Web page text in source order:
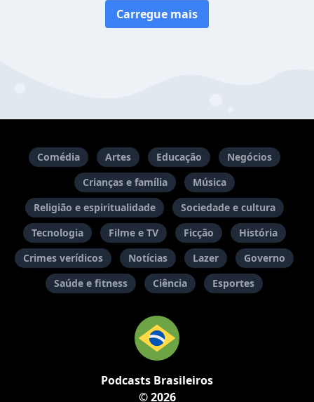
Carregue mais
Comédia Artes Educação
Negócios
Crianças e família
Música
Religião e espiritualidade
Sociedade e cultura
Tecnologia
Filme e TV Ficção
História
Crimes verídicos
Notícias Lazer
Governo
Saúde e fitness
Ciência Esportes
Podcasts Brasileiros
© 2026